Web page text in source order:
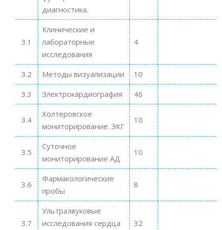
диагностика.
3.1
Клинические и
лабораторные
исследования
4
3.2 Методы визуализации
10
3.3
Электрокардиография 46
3.4
Холтеровское
мониторирование. ЭКГ
10
3.5
Суточное
мониторирование АД
10
3.6
Фармакологические
пробы
8
3.7
Ультразвуковые
исследования сердца
32